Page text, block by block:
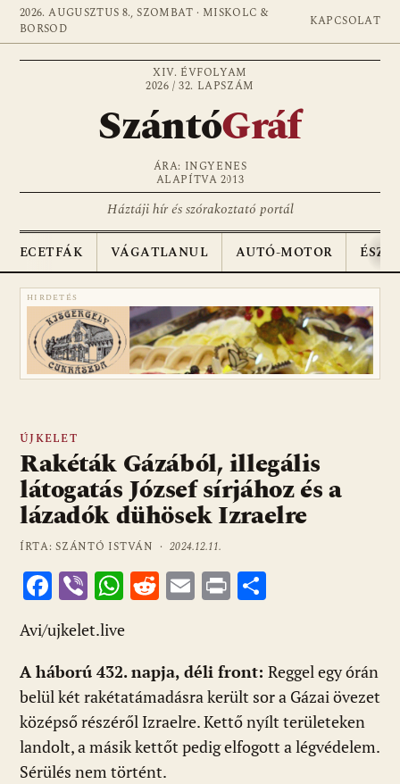
2026. AUGUSZTUS 8., SZOMBAT · MISKOLC &
BORSOD
KAPCSOLAT
XIV. ÉVFOLYAM
2026 / 32. LAPSZÁM
SzántóGráf
ÁRA: INGYENES
ALAPÍTVA 2013
Háztáji hír és szórakoztató portál
ECETFÁK VÁGATLANUL AUTÓ-MOTOR
HIRDETÉS
ÚJKELET
Rakéták Gázából, illegális
látogatás József sírjához és a
lázadók dühösek Izraelre
ÍRTA: SZÁNTÓ ISTVÁN ·2024.12.11.
F
ac
e
b
o
o
k
Vi
b
er
W
at
s
A
p
p
R
di
t
E
l
Pr
m
e
g
Avi/ujkelet.live
A háború 432. napja, déli front: Reggel egy órán
belül két rakétatámadásra került sor a Gázai övezet
középső részéről Izraelre. Kettő nyílt területeken
landolt, a másik kettőt pedig elfogott a légvédelem.
Sérülés nem történt.